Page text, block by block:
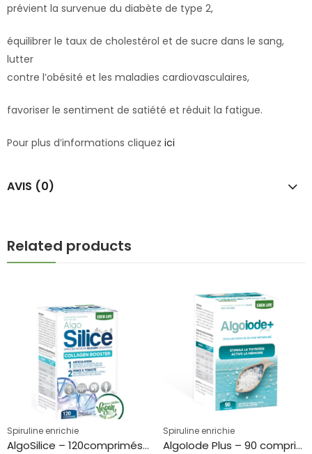
prévient la survenue du diabète de type 2,
équilibrer le taux de cholestérol et de sucre dans le sang,
lutter
contre l’obésité et les maladies cardiovasculaires,
favoriser le sentiment de satiété et réduit la fatigue.
Pour plus d’informations cliquez ici
AVIS (0)
Related products
Spiruline enrichie
AlgoSilice – 120comprimés-Eden Life
Spiruline enrichie
AlgoIode Plus – 90 comprimés- Eden Life